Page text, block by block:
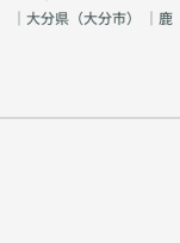
｜大分県（大分市） ｜鹿